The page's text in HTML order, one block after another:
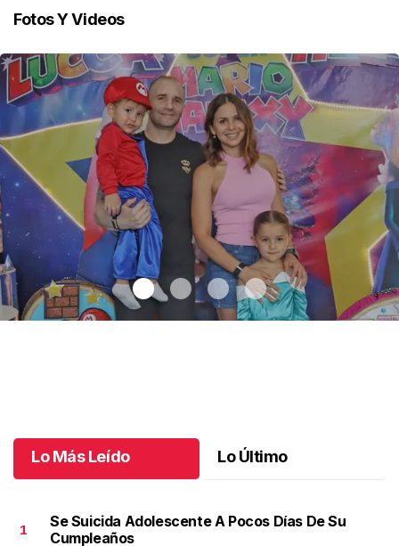
Fotos Y Videos
Lo Más Leído Lo Último
1
Se Suicida Adolescente A Pocos Días De Su
Cumpleaños